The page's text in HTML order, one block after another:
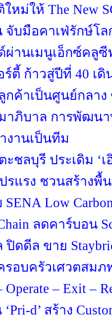
หม่ให้ The New
จับมือคาเฟ่รักษ์โ
ผ่านเมนูเอ็กซ์คลูซี
ตี้ ก้าวสู่ปีที่ 40 เดิ
กค้าเป็นศูนย์กลา
าภิบาล การพัฒน
งานเป็นทีม
ชลบุรี ประเดิม ‘เ
ปรแรง ชวนสร้าง
SENA Low
ลดคาร์บอน
ปิดดีล ขาย
รอบครัวเศวตสม
– Exit –
d’ สร้าง